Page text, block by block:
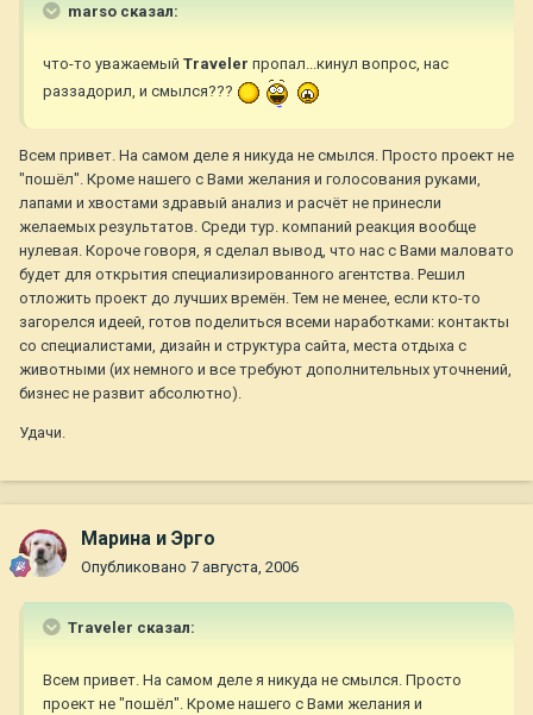
marso сказал:
что-то уважаемый Traveler пропал...кинул вопрос, нас
раззадорил, и смылся???
Всем привет. На самом деле я никуда не смылся. Просто проект не
"пошёл". Кроме нашего с Вами желания и голосования руками,
лапами и хвостами здравый анализ и расчёт не принесли
желаемых результатов. Среди тур. компаний реакция вообще
нулевая. Короче говоря, я сделал вывод, что нас с Вами маловато
будет для открытия специализированного агентства. Решил
отложить проект до лучших времён. Тем не менее, если кто-то
загорелся идеей, готов поделиться всеми наработками: контакты
со специалистами, дизайн и структура сайта, места отдыха с
животными (их немного и все требуют дополнительных уточнений,
бизнес не развит абсолютно).
Удачи.
Марина и Эрго
Опубликовано 7 августа, 2006
Traveler сказал:
Всем привет. На самом деле я никуда не смылся. Просто
проект не "пошёл". Кроме нашего с Вами желания и